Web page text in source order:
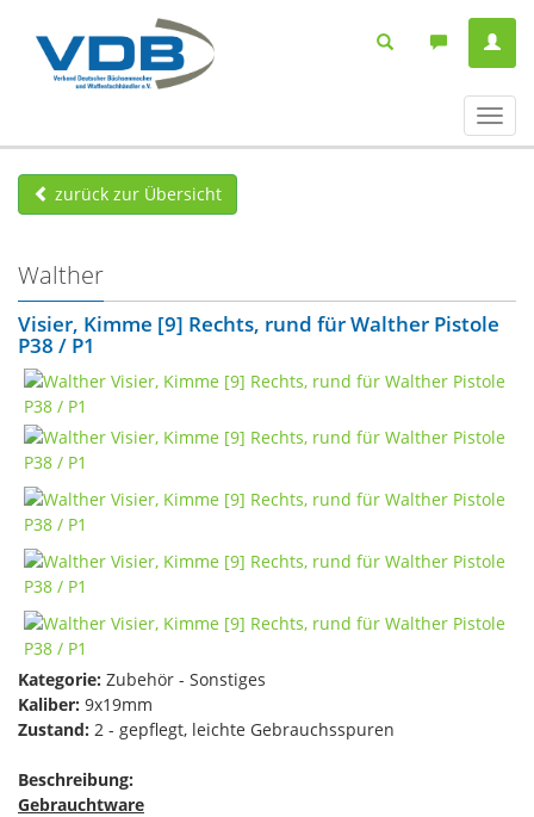
ein-/
zurück zur Übersicht
Walther
Visier, Kimme [9] Rechts, rund für Walther Pistole
P38 / P1
Kategorie: Zubehör - Sonstiges
Kaliber: 9x19mm
Zustand: 2 - gepflegt, leichte Gebrauchsspuren
Beschreibung:
Gebrauchtware